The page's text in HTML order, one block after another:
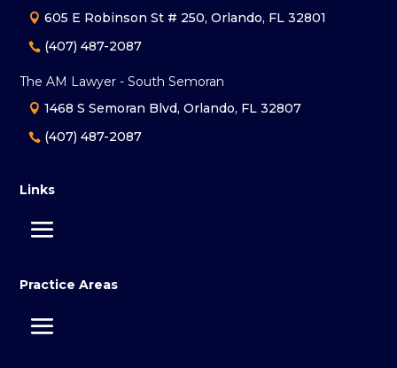
605 E Robinson St # 250, Orlando, FL 32801
(407) 487-2087
The AM Lawyer - South Semoran
1468 S Semoran Blvd, Orlando, FL 32807
(407) 487-2087
Links
Practice Areas